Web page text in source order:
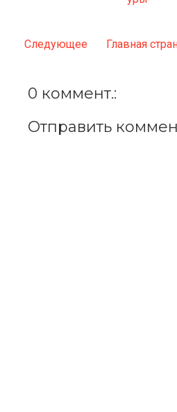
Следующее Главная
0 коммент.:
Отправить